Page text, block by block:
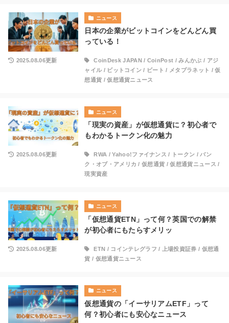
ニュース
日本の企業がビットコインをどんどん買
っている！
2025.08.06更新 CoinDesk JAPAN / CoinPost /みんかぶ / アジ
ャイル / ビットコイン / ビート / メタプラネット /仮
想通貨 /仮想通貨ニュース
ニュース
「現実の資産」が仮想通貨に？初心者で
もわかるトークン化の魅力
2025.08.06更新 RWA /Yahoo!ファイナンス / トークン /バン
ク・オブ・アメリカ /仮想通貨 /仮想通貨ニュース /
現実資産
ニュース
「仮想通貨ETN」って何？英国での解禁
が初心者にもたらすメリッ
2025.08.06更新 ETN / コインテレグラフ / 上場投資証券 / 仮想通
貨 / 仮想通貨ニュース
ニュース
仮想通貨の「イーサリアムETF」って
何？初心者にも安心なニュース